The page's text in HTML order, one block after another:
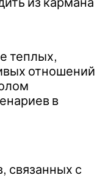
теплых,
отношений
в
связанных с